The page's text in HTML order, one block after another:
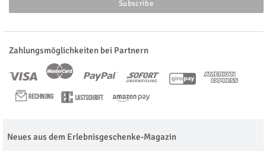
Zahlungsmöglichkeiten bei Partnern
Neues aus dem Erlebnisgeschenke-Magazin